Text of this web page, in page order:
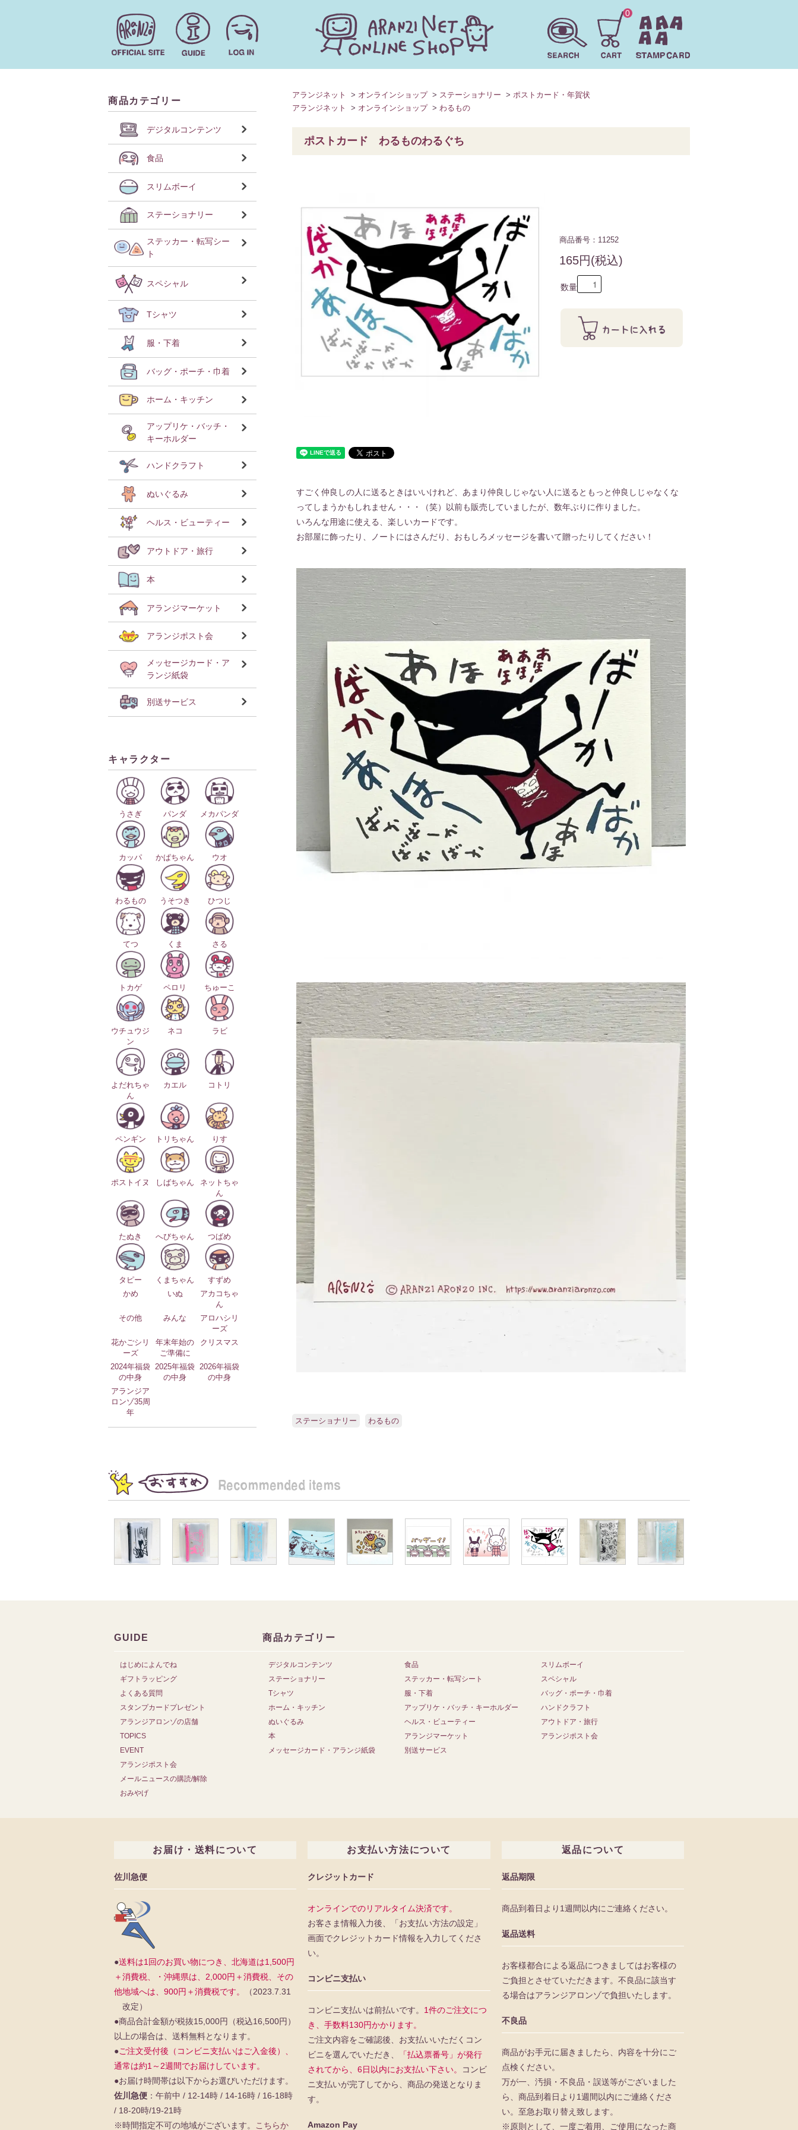
カテゴリー
0
商品カテゴリー
デジタルコンテンツ
食品
スリムボーイ
ステーショナリー
ステッカー・転写シー
ト
スペシャル
Tシャツ
服・下着
バッグ・ポーチ・巾着
ホーム・キッチン
アップリケ・バッチ・
キーホルダー
ハンドクラフト
ぬいぐるみ
ヘルス・ビューティー
アウトドア・旅行
本
アランジマーケット
アランジポスト会
メッセージカード・ア
ランジ紙袋
別送サービス
キャラクター
うさぎ パンダ メカパンダ
カッパ かぱちゃん ウオ
わるもの うそつき ひつじ
てつ くま さる
トカゲ ペロリ ちゅーこ
ウチュウジ
ン
ネコ ラビ
よだれちゃ
ん
カエル コトリ
ペンギン トリちゃん りす
ポストイヌ しばちゃん
ネットちゃ
ん
たぬき へびちゃん つばめ
タピー くまちゃん
すずめ
かめ
いぬ
アカコちゃ
ん
その他
みんな
アロハシリ
ーズ
花かごシリ
ーズ
年末年始の
ご準備に
クリスマス
2024年福袋
の中身
2025年福袋
の中身
2026年福袋
の中身
アランジア
ロンゾ35周
年
アランジネット > オンラインショップ > ステーショナリー > ポストカード・年賀状
アランジネット
> オンラインショップ > わるもの
ポストカード わるものわるぐち
商品番号：11252
165円(税込)
数量
すごく仲良しの人に送るときはいいけれど、あまり仲良しじゃない人に送るともっと仲良しじゃなくな
ってしまうかもしれません・・・（笑）以前も販売していましたが、数年ぶりに作りました。
いろんな用途に使える、楽しいカードです。
お部屋に飾ったり、ノートにはさんだり、おもしろメッセージを書いて贈ったりしてください！
ステーショナリー わるもの
GUIDE
はじめによんでね
ギフトラッピング
よくある質問
スタンプカードプレゼント
アランジアロンゾの店舗
TOPICS
EVENT
アランジポスト会
メールニュースの購読/解除
おみやげ
商品カテゴリー
デジタルコンテンツ 食品
スリムボーイ
ステーショナリー
ステッカー・転写シート
スペシャル
Tシャツ
服・下着
バッグ・ポーチ・巾着
ホーム・キッチン
アップリケ・バッチ・キーホルダー
ハンドクラフト
ぬいぐるみ
ヘルス・ビューティー
アウトドア・旅行
本
アランジマーケット
アランジポスト会
メッセージカード・アランジ紙袋
別送サービス
お届け・送料について
佐川急便
●送料は1回のお買い物につき、北海道は1,500円
＋消費税、・沖縄県は、2,000円＋消費税、その
他地域へは、900円＋消費税です。
（2023.7.31
改定）
●商品合計金額が税抜15,000円（税込16,500円）
以上の場合は、送料無料となります。
●ご注文受付後（コンビニ支払いはご入金後）、
通常は約1～2週間でお届けしています。
●お届け時間帯は以下からお選びいただけます。
佐川急便：午前中 / 12-14時 / 14-16時 / 16-18時
/ 18-20時/19-21時
※時間指定不可の地域がございます。
こちらか
お支払い方法について
クレジットカード
オンラインでのリアルタイム決済です。
お客さま情報入力後、「お支払い方法の設定」
画面でクレジットカード情報を入力してくださ
い。
コンビニ支払い
コンビニ支払いは前払いです。 1件のご注文につ
き、手数料130円かかります。
ご注文内容をご確認後、お支払いいただくコン
ビニを選んでいただき、
「払込票番号」が発行
されてから、6日以内にお支払い下さい。 コンビ
ニ支払いが完了してから、商品の発送となりま
す。
Amazon Pay
返品について
返品期限
商品到着日より1週間以内にご連絡ください。
返品送料
お客様都合による返品につきましてはお客様の
ご負担とさせていただきます。不良品に該当す
る場合はアランジアロンゾで負担いたします。
不良品
商品がお手元に届きましたら、内容を十分にご
点検ください。
万が一、汚損・不良品・誤送等がございました
ら、商品到着日より1週間以内にご連絡くださ
い。至急お取り替え致します。
※原則として、一度ご着用、ご使用になった商